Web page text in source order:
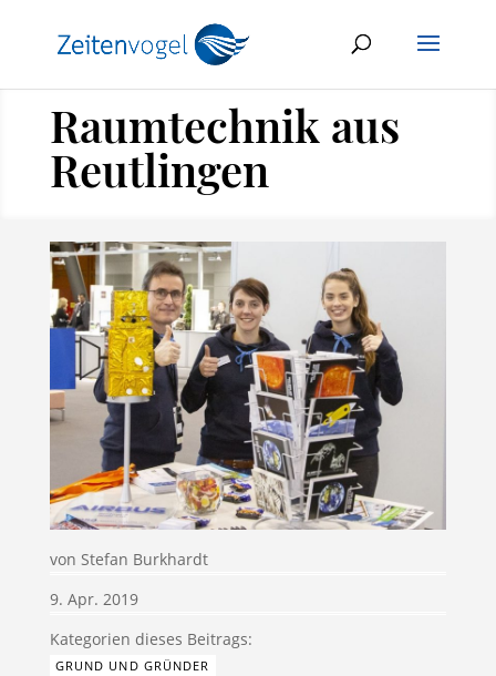
Raumtechnik aus
Reutlingen
von Stefan Burkhardt
9. Apr. 2019
GRUND UND GRÜNDER